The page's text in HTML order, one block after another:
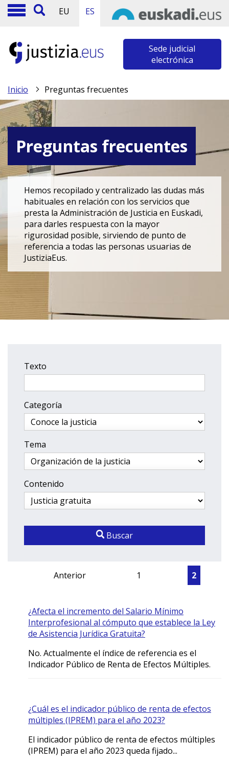
EU ES
Sede judicial
electrónica
Inicio Preguntas frecuentes
Preguntas frecuentes
Hemos recopilado y centralizado las dudas más
habituales en relación con los servicios que
presta la Administración de Justicia en Euskadi,
para darles respuesta con la mayor
rigurosidad posible, sirviendo de punto de
referencia a todas las personas usuarias de
JustiziaEus.
Texto
Categoría
Tema
Contenido
Buscar
Anterior 1 2
¿Afecta el incremento del Salario Mínimo
Interprofesional al cómputo que establece la Ley
de Asistencia Jurídica Gratuita?
No. Actualmente el índice de referencia es el
Indicador Público de Renta de Efectos Múltiples.
¿Cuál es el indicador público de renta de efectos
múltiples (IPREM) para el año 2023?
El indicador público de renta de efectos múltiples
(IPREM) para el año 2023 queda fijado...